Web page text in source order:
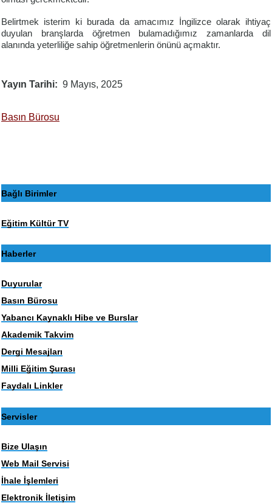
Belirtmek isterim ki burada da amacımız İngilizce olarak ihtiyaç
duyulan branşlarda öğretmen bulamadığımız zamanlarda dil
alanında yeterliliğe sahip öğretmenlerin önünü açmaktır.
Yayın Tarihi 9 Mayıs, 2025
Basın Bürosu
Bağlı Birimler
Eğitim Kültür TV
Haberler
Duyurular
Basın Bürosu
Yabancı Kaynaklı Hibe ve Burslar
Akademik Takvim
Dergi Mesajları
Milli Eğitim Şurası
Faydalı Linkler
Servisler
Bize Ulaşın
Web Mail Servisi
İhale İşlemleri
Elektronik İletişim